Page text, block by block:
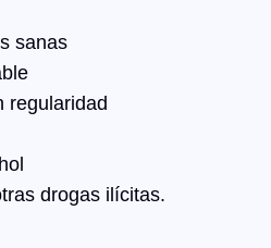
sanas
regularidad
drogas ilícitas.